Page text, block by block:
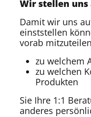
Wir stellen uns
Damit wir uns
einststellen
vorab
zu welchem
zu welchen
Produkten
Sie Ihre 1:1
anderes